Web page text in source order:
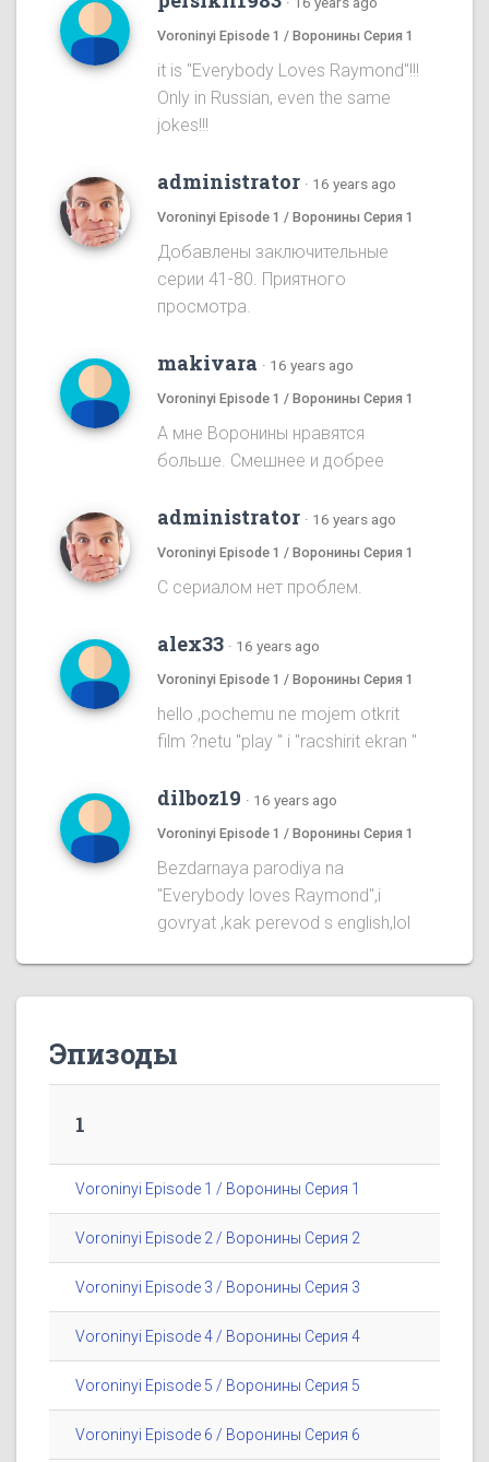
Voroninyi Episode 1 / Воронины Серия 1
it is "Everybody Loves Raymond"!!!
Only in Russian, even the same
jokes!!!
administrator · 16 years ago
Voroninyi Episode 1 / Воронины Серия 1
Добавлены заключительные
серии 41-80. Приятного
просмотра.
makivara · 16 years ago
Voroninyi Episode 1 / Воронины Серия 1
А мне Воронины нравятся
больше. Смешнее и добрее
administrator · 16 years ago
Voroninyi Episode 1 / Воронины Серия 1
С сериалом нет проблем.
alex33 · 16 years ago
Voroninyi Episode 1 / Воронины Серия 1
hello ,pochemu ne mojem otkrit
film ?netu "play " i "racshirit ekran "
dilboz19 · 16 years ago
Voroninyi Episode 1 / Воронины Серия 1
Bezdarnaya parodiya na
''Everybody loves Raymond'',i
govryat ,kak perevod s english,lol
Эпизоды
1
Voroninyi Episode 1 / Воронины Серия 1
Voroninyi Episode 2 / Воронины Серия 2
Voroninyi Episode 3 / Воронины Серия 3
Voroninyi Episode 4 / Воронины Серия 4
Voroninyi Episode 5 / Воронины Серия 5
Voroninyi Episode 6 / Воронины Серия 6